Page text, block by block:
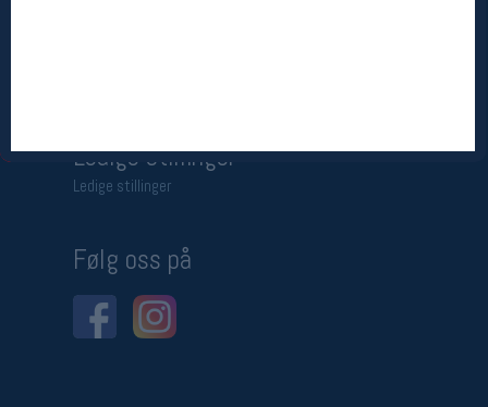
Ledige stillinger
Ledige stillinger
Følg oss på